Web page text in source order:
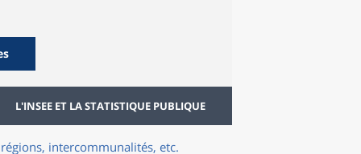
L'INSEE ET LA STATISTIQUE PUBLIQUE
intercommunalités, etc.